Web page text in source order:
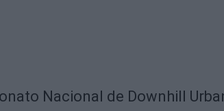
Nacional de Downhill